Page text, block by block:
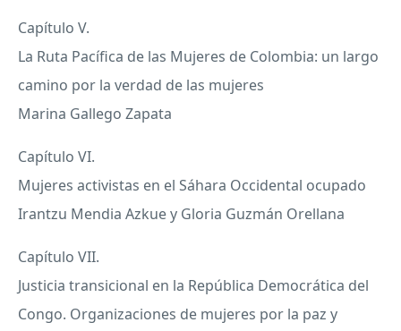
Capítulo V.
La Ruta Pacífica de las Mujeres de Colombia: un largo
camino por la verdad de las mujeres
Marina Gallego Zapata
Capítulo VI.
Mujeres activistas en el Sáhara Occidental ocupado
Irantzu Mendia Azkue y Gloria Guzmán Orellana
Capítulo VII.
Justicia transicional en la República Democrática del
Congo. Organizaciones de mujeres por la paz y